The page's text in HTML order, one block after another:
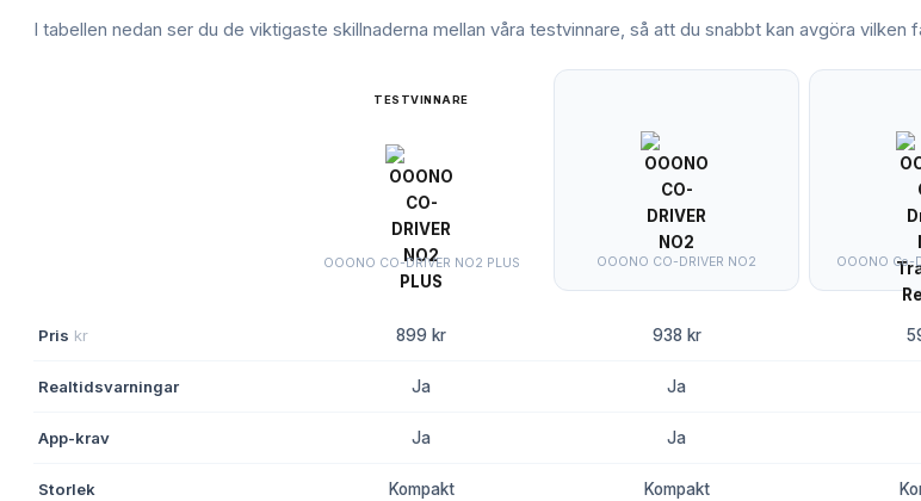
I tabellen nedan ser du de viktigaste skillnaderna mellan våra testvinnare, så att du snabbt kan avgöra vilken
TESTVINNARE
OOONO CO-DRIVER NO2 PLUS OOONO CO-DRIVER NO2 OOONO Co-
Pris kr 899 kr 938 kr
Realtidsvarningar Ja Ja
App-krav Ja Ja
Storlek Kompakt Kompakt